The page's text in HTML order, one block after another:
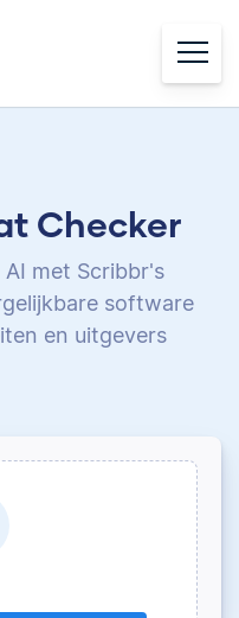
Checker
met Scribbr's
software
en uitgevers